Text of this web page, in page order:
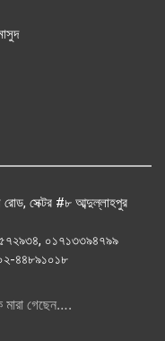
সেক্টর #৮ আব্দুল্লাহপুর
০১৭১৩৩৯৪৭৯৯
৪৪৮৯১০১৮
গেছেন….